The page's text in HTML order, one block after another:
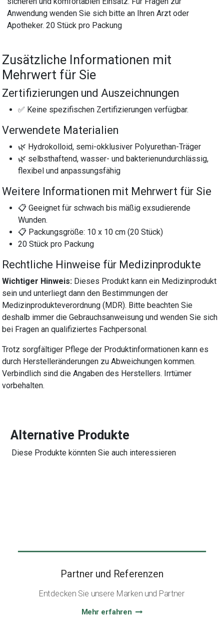
Anwendung wenden Sie sich bitte an Ihren Arzt oder
Apotheker. 20 Stück pro Packung
Zusätzliche Informationen mit
Mehrwert für Sie
Zertifizierungen und Auszeichnungen
✅ Keine spezifischen Zertifizierungen verfügbar.
Verwendete Materialien
🌿 Hydrokolloid, semi-okklusiver Polyurethan-Träger
🌿 selbsthaftend, wasser- und bakterienundurchlässig,
flexibel und anpassungsfähig
Weitere Informationen mit Mehrwert für Sie
📋 Geeignet für schwach bis mäßig exsudierende
Wunden.
📋 Packungsgröße: 10 x 10 cm (20 Stück)
20 Stück pro Packung
Rechtliche Hinweise für Medizinprodukte
Wichtiger Hinweis: Dieses Produkt kann ein Medizinprodukt
sein und unterliegt dann den Bestimmungen der
Medizinprodukteverordnung (MDR). Bitte beachten Sie
deshalb immer die Gebrauchsanweisung und wenden Sie sich
bei Fragen an qualifiziertes Fachpersonal.
Trotz sorgfältiger Pflege der Produktinformationen kann es
durch Herstelleränderungen zu Abweichungen kommen.
Verbindlich sind die Angaben des Herstellers. Irrtümer
vorbehalten.
Alternative Produkte
Diese Produkte könnten Sie auch interessieren
Partner und Referenzen
Entdecken Sie unsere Marken und Partner
Mehr erfahren